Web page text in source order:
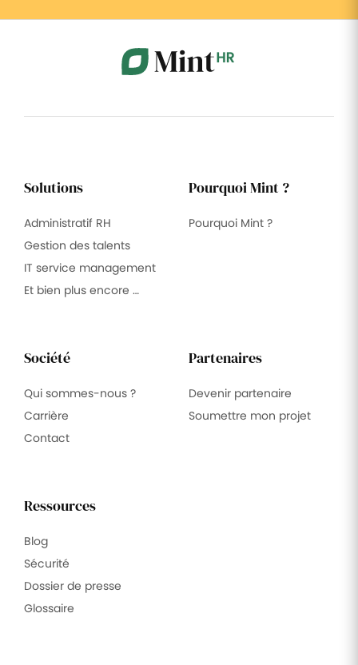
Solutions
Administratif RH
Gestion des talents
IT service management
Et bien plus encore …
Pourquoi Mint ?
Pourquoi Mint ?
Société
Qui sommes-nous ?
Carrière
Contact
Partenaires
Devenir partenaire
Soumettre mon projet
Ressources
Blog
Sécurité
Dossier de presse
Glossaire